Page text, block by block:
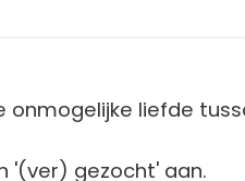
onmogelijke liefde
'(ver) gezocht' aan.